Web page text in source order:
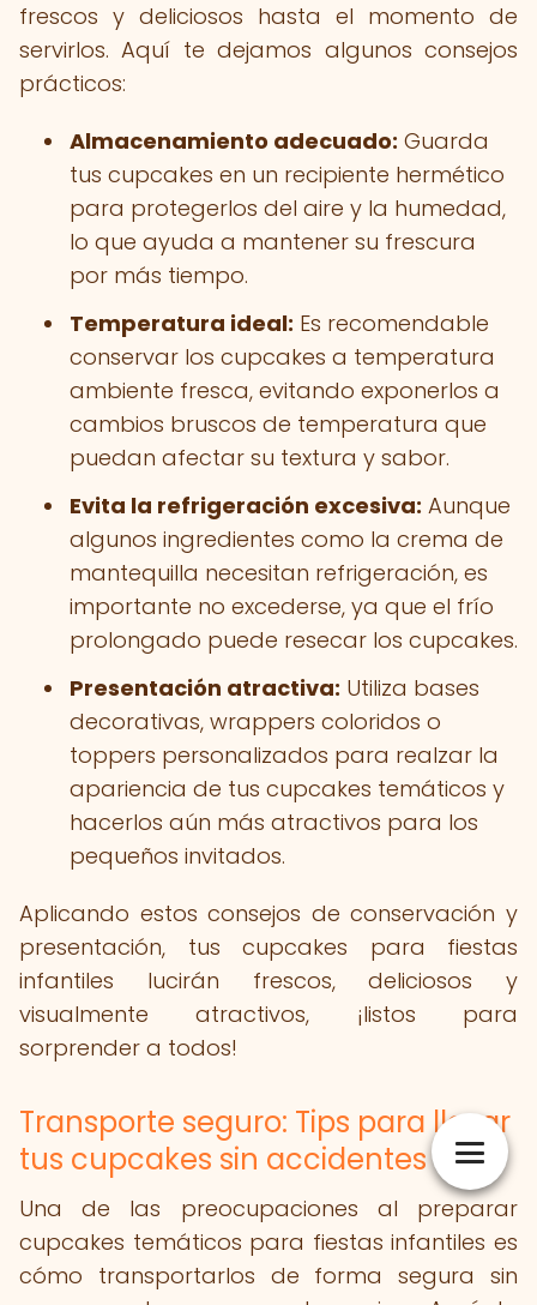
frescos y deliciosos hasta el momento de
servirlos. Aquí te dejamos algunos consejos
prácticos:
Almacenamiento adecuado: Guarda
tus cupcakes en un recipiente hermético
para protegerlos del aire y la humedad,
lo que ayuda a mantener su frescura
por más tiempo.
Temperatura ideal: Es recomendable
conservar los cupcakes a temperatura
ambiente fresca, evitando exponerlos a
cambios bruscos de temperatura que
puedan afectar su textura y sabor.
Evita la refrigeración excesiva: Aunque
algunos ingredientes como la crema de
mantequilla necesitan refrigeración, es
importante no excederse, ya que el frío
prolongado puede resecar los cupcakes.
Presentación atractiva: Utiliza bases
decorativas, wrappers coloridos o
toppers personalizados para realzar la
apariencia de tus cupcakes temáticos y
hacerlos aún más atractivos para los
pequeños invitados.
Aplicando estos consejos de conservación y
presentación, tus cupcakes para fiestas
infantiles lucirán frescos, deliciosos y
visualmente atractivos, ¡listos para
sorprender a todos!
Transporte seguro: Tips para llevar
tus cupcakes sin accidentes
Una de las preocupaciones al preparar
cupcakes temáticos para fiestas infantiles es
cómo transportarlos de forma segura sin